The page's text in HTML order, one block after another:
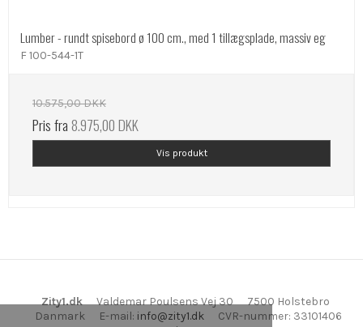
Lumber - rundt spisebord ø 100 cm., med 1 tillægsplade, massiv eg
F 100-544-1T
10.575,00 DKK
Pris fra8.975,00 DKK
Vis produkt
Zity1.dk Valdemar Poulsens Vej 30
7500 Holstebro
Danmark
E-mail: info@zity1.dk CVR-nummer: 33101406